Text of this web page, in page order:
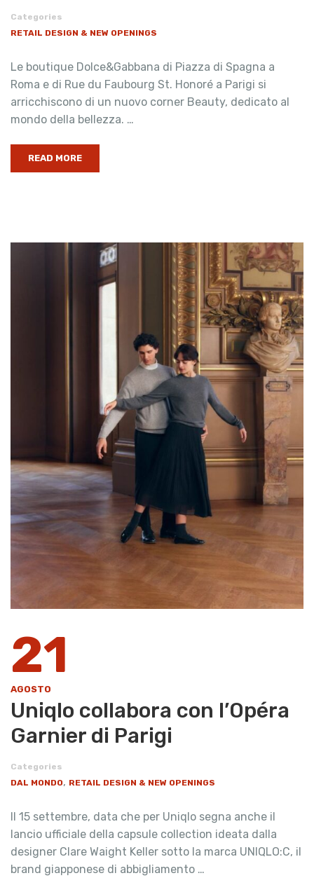
Categories
RETAIL DESIGN & NEW OPENINGS
Le boutique Dolce&Gabbana di Piazza di Spagna a
Roma e di Rue du Faubourg St. Honoré a Parigi si
arricchiscono di un nuovo corner Beauty, dedicato al
mondo della bellezza. …
READ MORE
21
AGOSTO
Uniqlo collabora con l’Opéra
Garnier di Parigi
Categories
DAL MONDO, RETAIL DESIGN & NEW OPENINGS
Il 15 settembre, data che per Uniqlo segna anche il
lancio ufficiale della capsule collection ideata dalla
designer Clare Waight Keller sotto la marca UNIQLO:C, il
brand giapponese di abbigliamento …